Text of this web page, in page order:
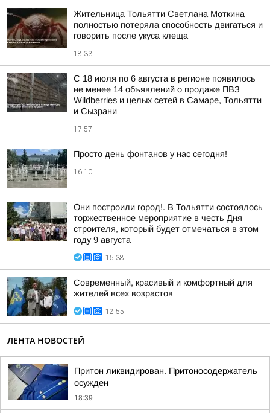
Жительница Тольятти Светлана Моткина
полностью потеряла способность двигаться и
говорить после укуса клеща
18:33
С 18 июля по 6 августа в регионе появилось
не менее 14 объявлений о продаже ПВЗ
Wildberries и целых сетей в Самаре, Тольятти
и Сызрани
17:57
Просто день фонтанов у нас сегодня!
16:10
Они построили город!. В Тольятти состоялось
торжественное мероприятие в честь Дня
строителя, который будет отмечаться в этом
году 9 августа
15:38
Современный, красивый и комфортный для
жителей всех возрастов
12:55
ЛЕНТА НОВОСТЕЙ
Притон ликвидирован. Притоносодержатель
осужден
18:39